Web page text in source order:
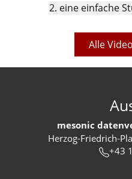
2. eine einfache
Alle
mesonic
Herzog-Friedrich-
+43